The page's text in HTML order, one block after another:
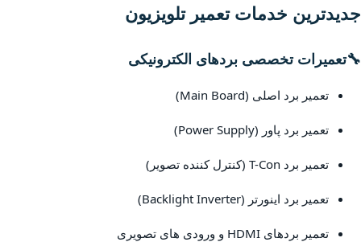
جدیدترین خدمات تعمیر تلویزیون
🔧تعمیرات تخصصی بردهای الکترونیکی
تعمیر برد اصلی (Main Board)
تعمیر برد پاور (Power Supply)
تعمیر برد T-Con (کنترل کننده تصویر)
تعمیر برد اینورتر (Backlight Inverter)
تعمیر بردهای HDMI و ورودی های تصویری